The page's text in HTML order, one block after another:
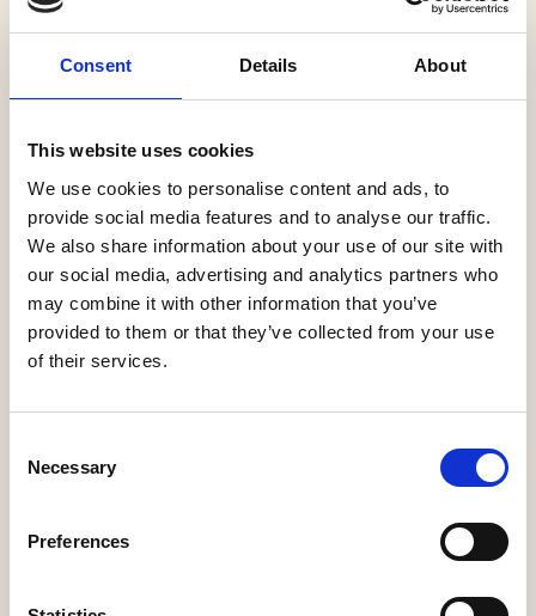
Consent Details About
This website uses cookies
We use cookies to personalise content and ads, to
provide social media features and to analyse our traffic.
We also share information about your use of our site with
our social media, advertising and analytics partners who
may combine it with other information that you’ve
provided to them or that they’ve collected from your use
of their services.
Selection
Necessary
Preferences
jouw vader verrassen met een gezellig uitje? Neem
dan plaats op het terras of in het Koetshuis en kies
een speciaalbiertje dat bij je past, geserveerd met
een goed gevulde borrelplank om te delen. Een
ontspannen setting, midden in het groen, waar je
rustig bijpraat en even de tijd neemt voor elkaar.
Of je nu langskomt met je vader, gezin of vrienden,
het is een mooie gelegenheid om samen te
15.00 uur is er zelfs muziek op het terras, dus een
vieren! De Vaderdagactie bestaat uit één
reserveren vanaf 2 personen. Wil je erbij zijn? Meld